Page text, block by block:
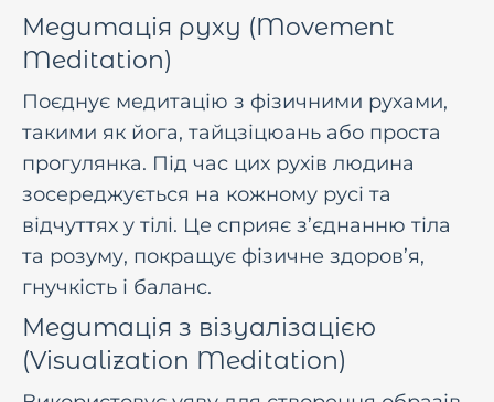
Медитація руху (Movement
Meditation)
Поєднує медитацію з фізичними рухами,
такими як йога, тайцзіцюань або проста
прогулянка. Під час цих рухів людина
зосереджується на кожному русі та
відчуттях у тілі. Це сприяє з’єднанню тіла
та розуму, покращує фізичне здоров’я,
гнучкість і баланс.
Медитація з візуалізацією
(Visualization Meditation)